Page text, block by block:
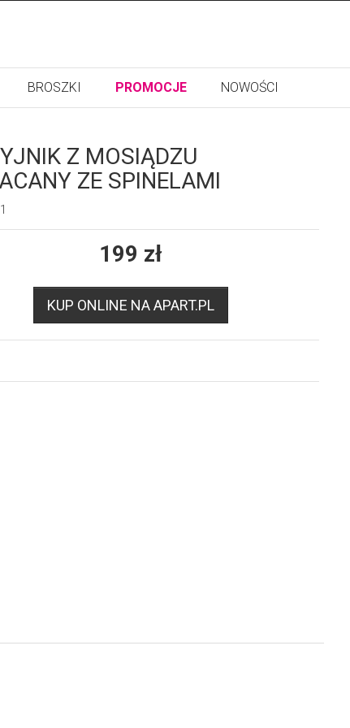
BROSZKI PROMOCJE NOWOŚCI
Z MOSIĄDZU
ZE SPINELAMI
199 zł
KUP ONLINE NA APART.PL